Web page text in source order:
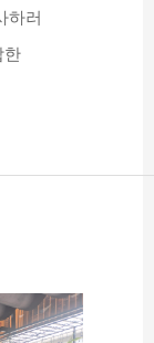
하러
한